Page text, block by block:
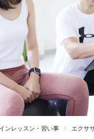
ンレッスン・習い事 エクサ